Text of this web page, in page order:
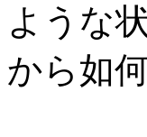
ような
から如